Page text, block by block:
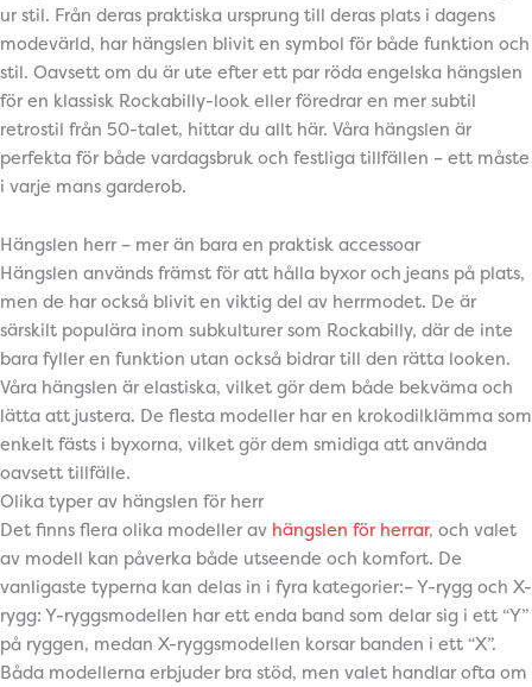
ur stil. Från deras praktiska ursprung till deras plats i dagens
modevärld, har hängslen blivit en symbol för både funktion och
stil. Oavsett om du är ute efter ett par röda engelska hängslen
för en klassisk Rockabilly-look eller föredrar en mer subtil
retrostil från 50-talet, hittar du allt här. Våra hängslen är
perfekta för både vardagsbruk och festliga tillfällen – ett måste
i varje mans garderob.
Hängslen herr – mer än bara en praktisk accessoar
Hängslen används främst för att hålla byxor och jeans på plats,
men de har också blivit en viktig del av herrmodet. De är
särskilt populära inom subkulturer som Rockabilly, där de inte
bara fyller en funktion utan också bidrar till den rätta looken.
Våra hängslen är elastiska, vilket gör dem både bekväma och
lätta att justera. De flesta modeller har en krokodilklämma som
enkelt fästs i byxorna, vilket gör dem smidiga att använda
oavsett tillfälle.
Olika typer av hängslen för herr
Det finns flera olika modeller av hängslen för herrar, och valet
av modell kan påverka både utseende och komfort. De
vanligaste typerna kan delas in i fyra kategorier:– Y-rygg och X-
rygg: Y-ryggsmodellen har ett enda band som delar sig i ett “Y”
på ryggen, medan X-ryggsmodellen korsar banden i ett “X”.
Båda modellerna erbjuder bra stöd, men valet handlar ofta om